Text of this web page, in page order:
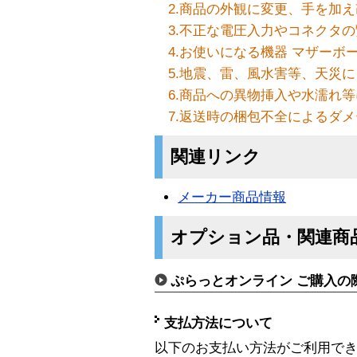
2.商品の外観に変更、手を加
3.不正な電圧入力やコネクタ
4.お使いになる機器 マザーボ
5.地震、雷、風水害等、天災
6.商品への異物挿入や水濡れ
7.返送時の梱包不全によるダ
関連リンク
メーカー商品情報
オプション品・関連商
ぷらっとオンライン ご購入の
支払方法について
以下のお支払い方法がご利用で